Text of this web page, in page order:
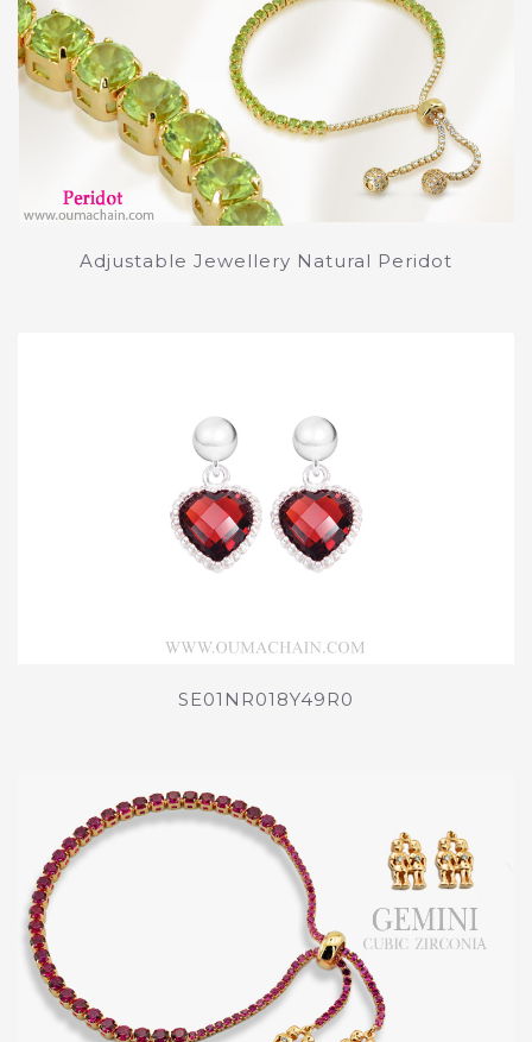
Adjustable Jewellery Natural Peridot
SE01NR018Y49R0